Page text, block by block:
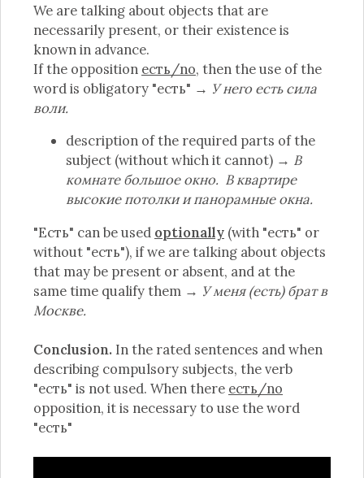
We are talking about objects that are
necessarily present, or their existence is
known in advance.
If the opposition есть/no, then the use of the
word is obligatory "есть" → У него есть сила
воли.
description of the required parts of the
subject (without which it cannot) → В
комнате большое окно. В квартире
высокие потолки и панорамные окна.
"Есть" can be used optionally (with "есть" or
without "есть"), if we are talking about objects
that may be present or absent, and at the
same time qualify them → У меня (есть) брат в
Москве.
Conclusion. In the rated sentences and when
describing compulsory subjects, the verb
"есть" is not used. When there есть/no
opposition, it is necessary to use the word
"есть"